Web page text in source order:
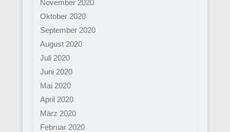
November 2020
Oktober 2020
September 2020
August 2020
Juli 2020
Juni 2020
Mai 2020
April 2020
März 2020
Februar 2020